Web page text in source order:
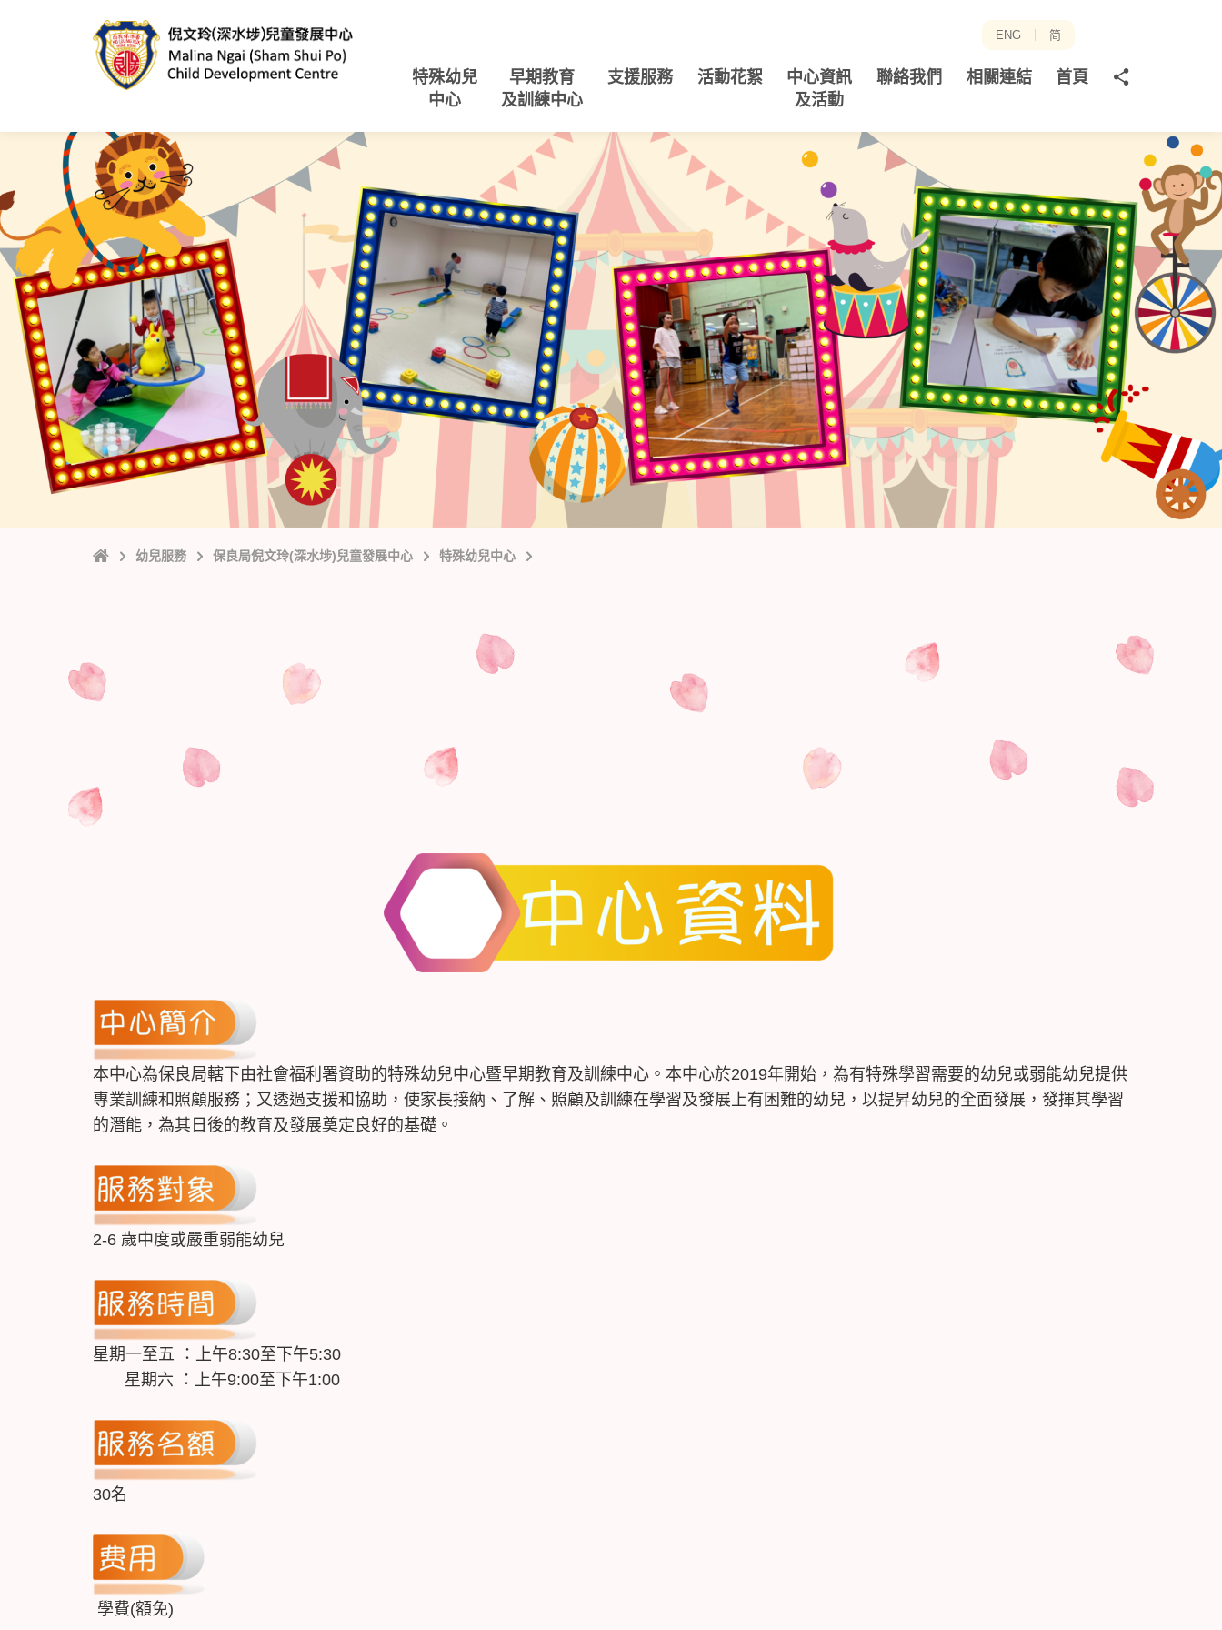
ENG 简
享
特殊幼兒
中心
早期教育
及訓練中心
支援服務 活動花絮
中心資訊
及活動
聯絡我們 相關連結 首頁
主
幼兒服務 保良局倪文玲(深水埗)兒童發展中心 特殊幼兒中心
本中心為保良局轄下由社會福利署資助的特殊幼兒中心暨早期教育及訓練中心。本中心於2019年開始，為有特殊學習需要的幼兒或弱能幼兒提供
專業訓練和照顧服務；又透過支援和協助，使家長接納、了解、照顧及訓練在學習及發展上有困難的幼兒，以提昇幼兒的全面發展，發揮其學習
的潛能，為其日後的教育及發展奠定良好的基礎。
2-6 歲中度或嚴重弱能幼兒
星期一至五 ：上午8:30至下午5:30
星期六 ：上午9:00至下午1:00
30名
學費(額免)